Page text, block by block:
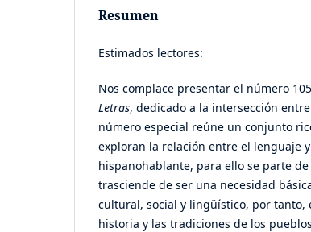
Resumen
Estimados lectores:
Nos complace presentar el número
Letras, dedicado a la intersección
número especial reúne un conjunto
exploran la relación entre el lenguaje
hispanohablante, para ello se parte
trasciende de ser una necesidad
cultural, social y lingüístico, por tanto,
historia y las tradiciones de los